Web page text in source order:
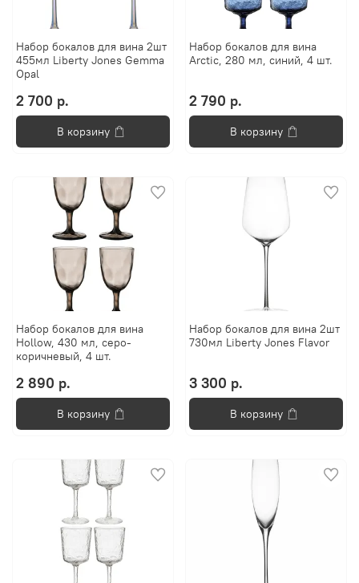
Набор бокалов для вина 2шт
455мл Liberty Jones Gemma
Opal
2 700 р.
В корзину
Набор бокалов для вина
Arctic, 280 мл, синий, 4 шт.
2 790 р.
В корзину
Набор бокалов для вина
Hollow, 430 мл, серо-
коричневый, 4 шт.
2 890 р.
В корзину
Набор бокалов для вина 2шт
730мл Liberty Jones Flavor
3 300 р.
В корзину